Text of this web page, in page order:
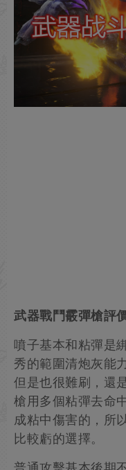
武器戰鬥霰彈槍評
噴子基本和粘彈是
秀的範圍清炮灰能
但是也很難刷，還
槍用多個粘彈去命
成粘中傷害的，所
比較虧的選擇。